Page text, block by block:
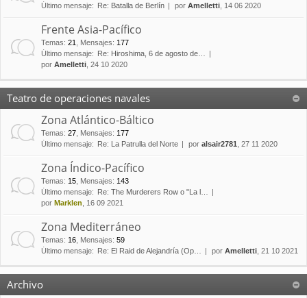
Último mensaje:
Re: Batalla de Berlín por Amelletti , 14 06 2020
Frente Asia-Pacífico
Temas: 21 Mensajes: 177
Último mensaje:
Re: Hiroshima, 6 de agosto de…
por Amelletti , 24 10 2020
Teatro de operaciones navales
Zona Atlántico-Báltico
Temas: 27 Mensajes: 177
Último mensaje:
Re: La Patrulla del Norte por alsair2781 , 27 11 2020
Zona Índico-Pacífico
Temas: 15 Mensajes: 143
Último mensaje:
Re: The Murderers Row o "La l…
por Marklen , 16 09 2021
Zona Mediterráneo
Temas: 16 Mensajes: 59
Último mensaje:
Re: El Raid de Alejandría (Op… por Amelletti , 21 10 2021
Archivo